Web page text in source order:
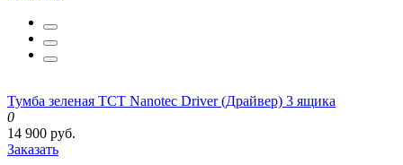
Тумба зеленая TCT Nanotec Driver (Драйвер) 3 ящика
0
14 900 руб.
Заказать